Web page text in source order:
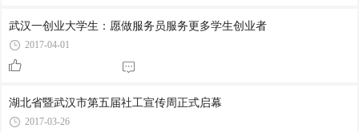
武汉一创业大学生：愿做服务员服务更多学生创业者
2017-04-01
湖北省暨武汉市第五届社工宣传周正式启幕
2017-03-26